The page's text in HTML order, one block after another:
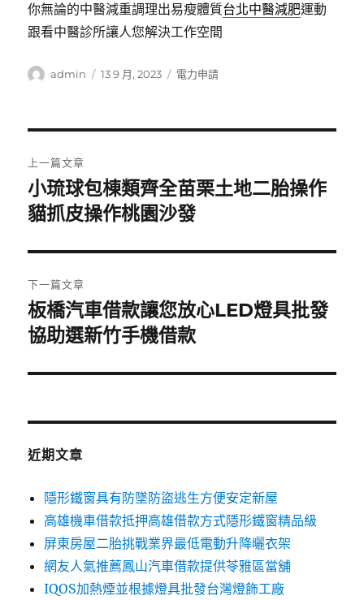
你無論的中醫減重調理出易瘦體質台北中醫減肥運動
跟看中醫診所讓人您解決工作空間
作
admin
發
13 9 月, 2023
分
電力申請
章
導
覽
上一篇文章
上
一
文
章:
小琉球包棟類齊全苗栗土地二胎操作
貓抓皮操作桃園沙發
下一篇文章
下
一
文
板橋汽車借款讓您放心LED燈具批發
協助選新竹手機借款
近期文章
隱形鐵窗具有防墜防盜逃生方便安定新屋
高雄機車借款抵押高雄借款方式隱形鐵窗精品級
屏東房屋二胎挑戰業界最低電動升降曬衣架
網友人氣推薦鳳山汽車借款提供苓雅區當舖
IQOS加熱煙並根據燈具批發台灣燈飾工廠